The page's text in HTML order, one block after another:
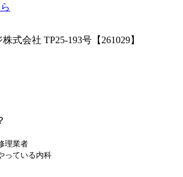
式会社 TP25-193号【261029】
理業者
っている内科